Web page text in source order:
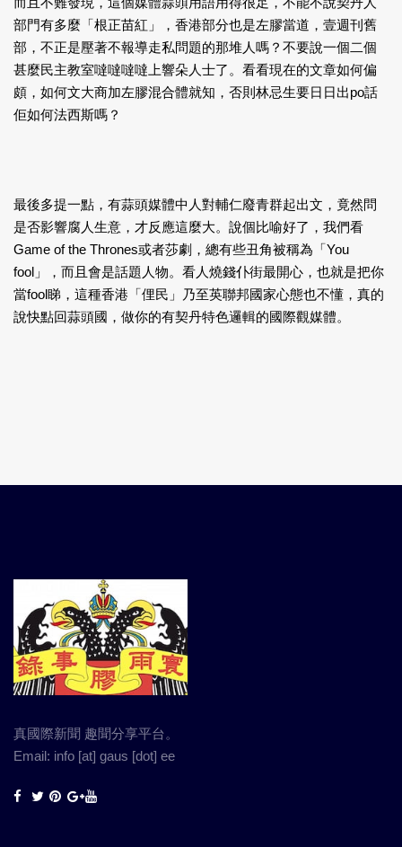
部門有多麼「根正苗紅」，香港部分也是左膠當道，壹週刊舊
部，不正是壓著不報導走私問題的那堆人嗎？不要說一個二個
甚麼民主教室噠噠噠噠上響朵人士了。看看現在的文章如何偏
頗，如何文大商加左膠混合體就知，否則林忌生要日日出po話
佢如何法西斯嗎？
最後多提一點，有蒜頭媒體中人對輔仁廢青群起出文，竟然問
是否影響腐人生意，才反應這麼大。說個比喻好了，我們看
Game of the Thrones或者莎劇，總有些丑角被稱為「You
fool」，而且會是話題人物。看人燒錢仆街最開心，也就是把你
當fool睇，這種香港「俚民」乃至英聯邦國家心態也不懂，真的
說快點回蒜頭國，做你的有契丹特色邏輯的國際觀媒體。
真國際新聞 趣聞分享平台。
Email: info [at] gaus [dot] ee